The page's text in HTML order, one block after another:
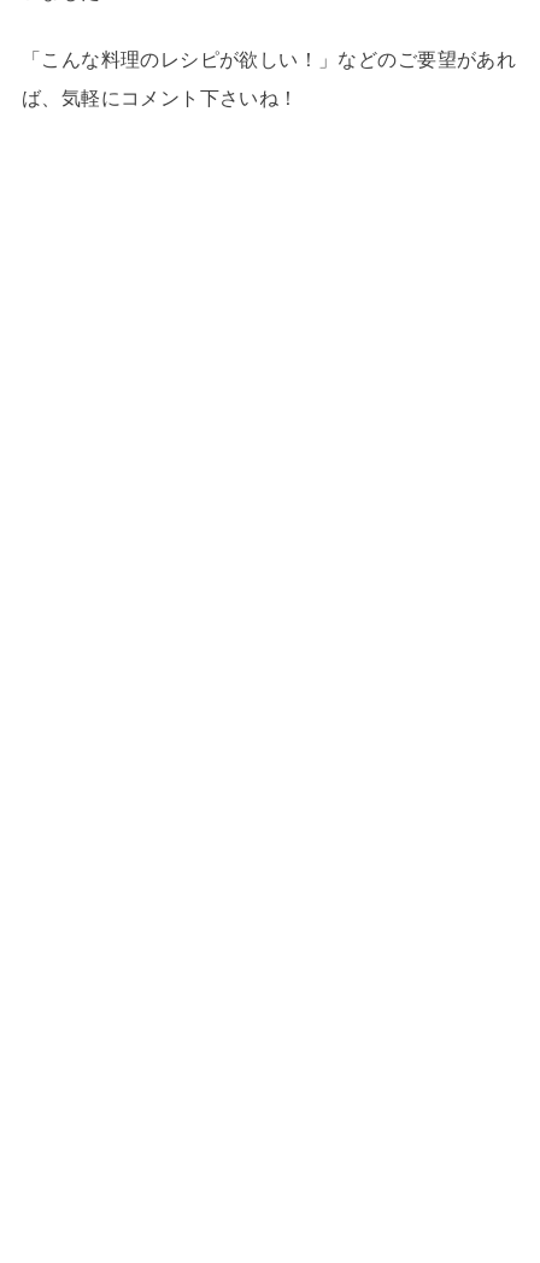
「こんな料理のレシピが欲しい！」などのご要望があれ
ば、気軽にコメント下さいね！